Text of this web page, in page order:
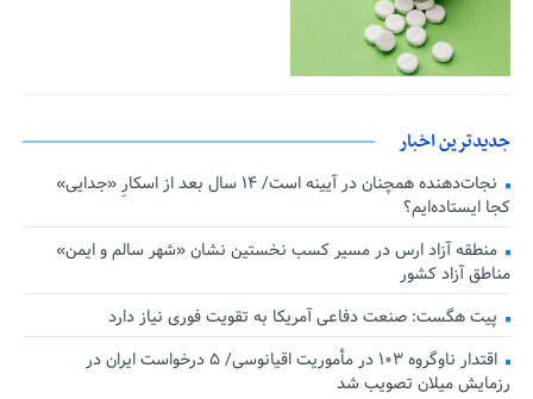
جدیدترین اخبار
نجات‌دهنده‌ همچنان در آیینه است/ ۱۴ سال بعد از اسکارِ «جدایی»
کجا ایستاده‌ایم؟
منطقه آزاد ارس در مسیر کسب نخستین نشان «شهر سالم و ایمن»
مناطق آزاد کشور
پیت هگست: صنعت دفاعی آمریکا به تقویت فوری نیاز دارد
اقتدار ناوگروه ۱۰۳ در مأموریت‌ اقیانوسی/ ۵ درخواست ایران در
رزمایش میلان تصویب شد